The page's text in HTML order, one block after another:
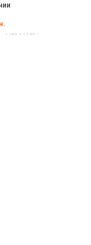
MED002731